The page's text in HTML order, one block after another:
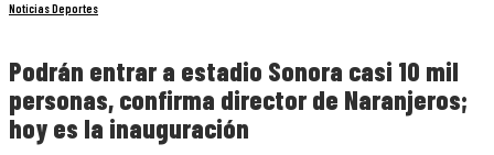
Noticias Deportes
Podrán entrar a estadio Sonora casi 10 mil
personas, confirma director de Naranjeros;
hoy es la inauguración